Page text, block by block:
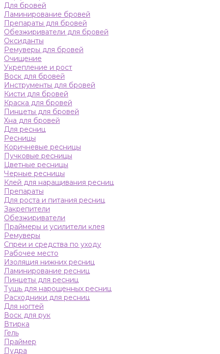
Для бровей
Ламинирование бровей
Препараты для бровей
Обезжириватели для бровей
Оксиданты
Ремуверы для бровей
Очищение
Укрепление и рост
Воск для бровей
Инструменты для бровей
Кисти для бровей
Краска для бровей
Пинцеты для бровей
Хна для бровей
Для ресниц
Ресницы
Коричневые ресницы
Пучковые ресницы
Цветные ресницы
Черные ресницы
Клей для наращивания ресниц
Препараты
Для роста и питания ресниц
Закрепители
Обезжириватели
Праймеры и усилители клея
Ремуверы
Спреи и средства по уходу
Рабочее место
Изоляция нижних ресниц
Ламинирование ресниц
Пинцеты для ресниц
Тушь для нарощенных ресниц
Расходники для ресниц
Для ногтей
Воск для рук
Втирка
Гель
Праймер
Пудра